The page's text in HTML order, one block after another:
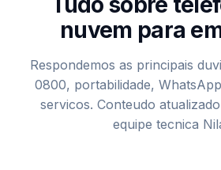
nuvem para
Respondemos as principais
0800, portabilidade,
servicos. Conteudo
equipe tecnica